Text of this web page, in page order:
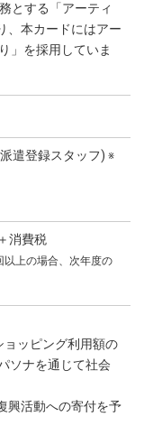
とする「アーティ
、本カードにはアー
」を採用していま
遣登録スタッフ) ※
消費税
上の場合、次年度の
ッピング利用額の
ソナを通じて社会
興活動への寄付を予